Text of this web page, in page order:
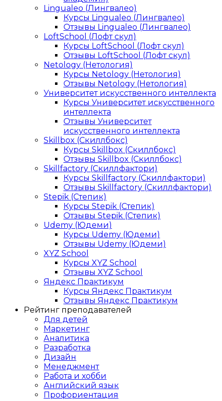
Lingualeo (Лингвалео)
Курсы Lingualeo (Лингвалео)
Отзывы Lingualeo (Лингвалео)
LoftSchool (Лофт скул)
Курсы LoftSchool (Лофт скул)
Отзывы LoftSchool (Лофт скул)
Netology (Нетология)
Курсы Netology (Нетология)
Отзывы Netology (Нетология)
Университет искусственного интеллекта
Курсы Университет искусственного
интеллекта
Отзывы Университет
искусственного интеллекта
Skillbox (Скиллбокс)
Курсы Skillbox (Скиллбокс)
Отзывы Skillbox (Скиллбокс)
Skillfactory (Скиллфактори)
Курсы Skillfactory (Скиллфактори)
Отзывы Skillfactory (Скиллфактори)
Stepik (Степик)
Курсы Stepik (Степик)
Отзывы Stepik (Степик)
Udemy (Юдеми)
Курсы Udemy (Юдеми)
Отзывы Udemy (Юдеми)
XYZ School
Курсы XYZ School
Отзывы XYZ School
Яндекс Практикум
Курсы Яндекс Практикум
Отзывы Яндекс Практикум
Рейтинг преподавателей
Для детей
Маркетинг
Аналитика
Разработка
Дизайн
Менеджмент
Работа и хобби
Английский язык
Профориентация